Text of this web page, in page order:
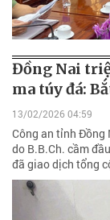
Đồng Nai
ma túy đá:
13/02/2026 04:59
Công an tỉnh Đồng
do B.B.Ch. cầm
đã giao dịch tổng